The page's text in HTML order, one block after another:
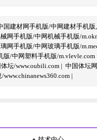
国建材网手机版/中网建材手机版
网手机版/中网机械手机版/
网手机版/中网玻璃手机版/
版/中网塑料手机版/m.vlevle.com
坛/www.oubili.com | 中国体坛
|